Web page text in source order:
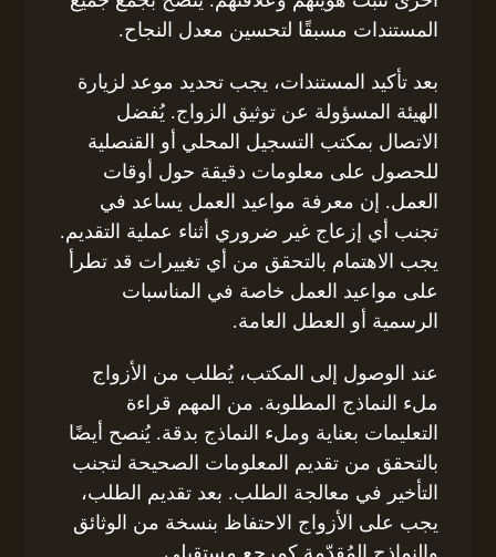
المستندات مسبقًا لتحسين معدل النجاح.
بعد تأكيد المستندات، يجب تحديد موعد لزيارة
الهيئة المسؤولة عن توثيق الزواج. يُفضل
الاتصال بمكتب التسجيل المحلي أو القنصلية
للحصول على معلومات دقيقة حول أوقات
العمل. إن معرفة مواعيد العمل يساعد في
تجنب أي إزعاج غير ضروري أثناء عملية التقديم.
يجب الاهتمام بالتحقق من أي تغييرات قد تطرأ
على مواعيد العمل خاصة في المناسبات
الرسمية أو العطل العامة.
عند الوصول إلى المكتب، يُطلب من الأزواج
ملء النماذج المطلوبة. من المهم قراءة
التعليمات بعناية وملء النماذج بدقة. يُنصح أيضًا
بالتحقق من تقديم المعلومات الصحيحة لتجنب
التأخير في معالجة الطلب. بعد تقديم الطلب،
يجب على الأزواج الاحتفاظ بنسخة من الوثائق
والنماذج المُقدّمة كمرجع مستقبلي.